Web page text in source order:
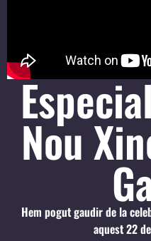
Nou
Hem pogut gaudir de la
aquest 22